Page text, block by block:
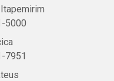
5000
7951